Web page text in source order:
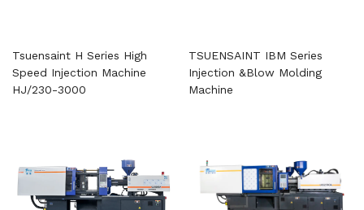
Tsuensaint H Series High
Speed ​​Injection Machine
HJ/230-3000
TSUENSAINT IBM Series
Injection &Blow Molding
Machine